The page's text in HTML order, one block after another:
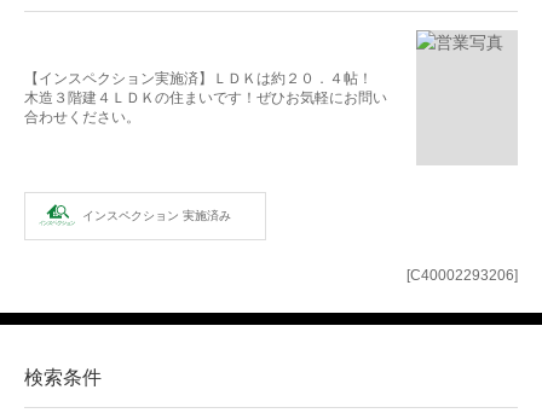
インスペクション 実施済み
[C40002293206]
【インスペクション実施済】ＬＤＫは約２０．４帖！
木造３階建４ＬＤＫの住まいです！ぜひお気軽にお問い
合わせください。
検索条件